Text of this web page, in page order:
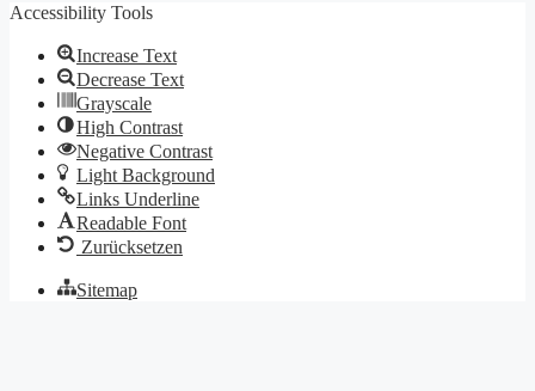
Accessibility Tools
Increase Text
Decrease Text
Grayscale
High Contrast
Negative Contrast
Light Background
Links Underline
Readable Font
Zurücksetzen
Sitemap